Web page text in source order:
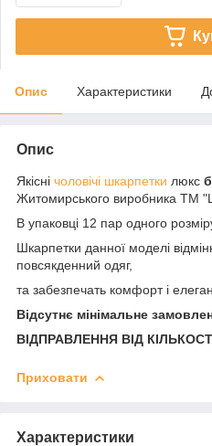
Опис Характеристики
Опис
Якісні чоловічі шкарпетки люкс
Житомирського виробника ТМ
В упаковці 12 пар одного
Шкарпетки данної моделі
повсякденний одяг,
та забезпечать комфорт і
Відсутнє мінімальне
ВІДПРАВЛЕННЯ ВІД
Приховати
Характеристики